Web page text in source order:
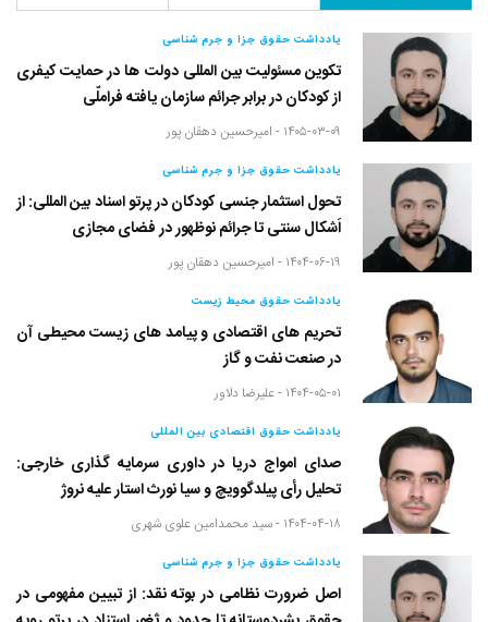
یادداشت حقوق جزا و جرم شناسی
تکوین مسئولیت بین المللی دولت ها در حمایت کیفری
از کودکان در برابر جرائم سازمان یافته فراملّی
۱۴۰۵-۰۳-۰۹ - امیرحسین دهقان پور
یادداشت حقوق جزا و جرم شناسی
تحول استثمار جنسی کودکان در پرتو اسناد بین المللی: از
اَشکال سنتی تا جرائم نوظهور در فضای مجازی
۱۴۰۴-۰۶-۱۹ - امیرحسین دهقان پور
یادداشت حقوق محیط زیست
تحریم های اقتصادی و پیامد های زیست محیطی آن
در صنعت نفت و گاز
۱۴۰۴-۰۵-۰۱ - علیرضا دلاور
یادداشت حقوق اقتصادی بین المللی
صدای امواج دریا در داوری سرمایه گذاری خارجی:
تحلیل رأی پیلدگوویچ و سیا نورث استار علیه نروژ
۱۴۰۴-۰۴-۱۸ - سید محمدامین علوی شهری
یادداشت حقوق جزا و جرم شناسی
اصل ضرورت نظامی در بوته نقد: از تبیین مفهومی در